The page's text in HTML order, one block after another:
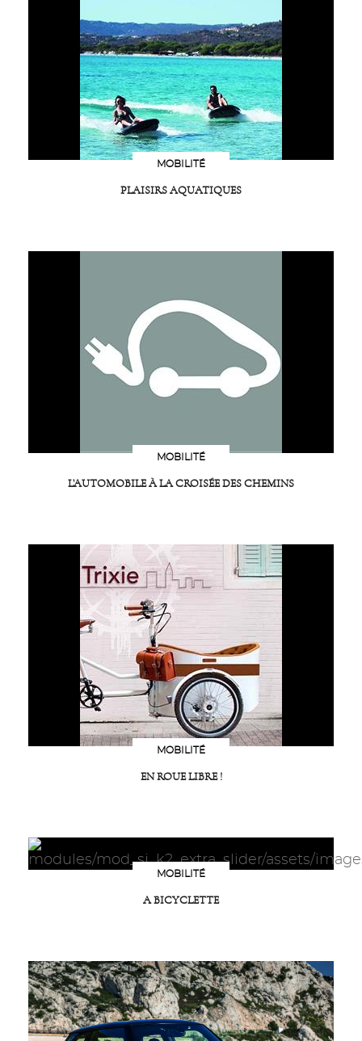
MOBILITÉ
PLAISIRS AQUATIQUES
MOBILITÉ
L’AUTOMOBILE À LA CROISÉE DES CHEMINS
MOBILITÉ
EN ROUE LIBRE !
MOBILITÉ
A BICYCLETTE